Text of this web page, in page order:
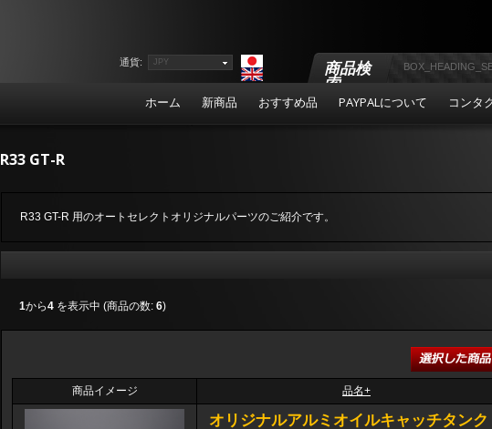
商品検
索
ホーム 新商品 おすすめ品 PAYPALについて コンタ
通貨: JPY
R33 GT-R
R33 GT-R 用のオートセレクトオリジナルパーツのご紹介です。
1から4 を表示中 (商品の数: 6)
商品イメージ 品名+
オリジナルアルミオイルキャッチタンク